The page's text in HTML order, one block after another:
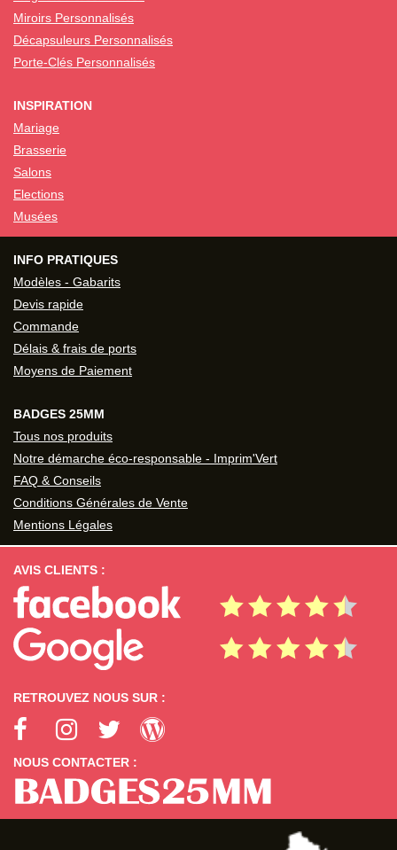
Miroirs Personnalisés
Décapsuleurs Personnalisés
Porte-Clés Personnalisés
INSPIRATION
Mariage
Brasserie
Salons
Elections
Musées
INFO PRATIQUES
Modèles - Gabarits
Devis rapide
Commande
Délais & frais de ports
Moyens de Paiement
BADGES 25MM
Tous nos produits
Notre démarche éco-responsable - Imprim'Vert
FAQ & Conseils
Conditions Générales de Vente
Mentions Légales
AVIS CLIENTS :
RETROUVEZ NOUS SUR :
NOUS CONTACTER :